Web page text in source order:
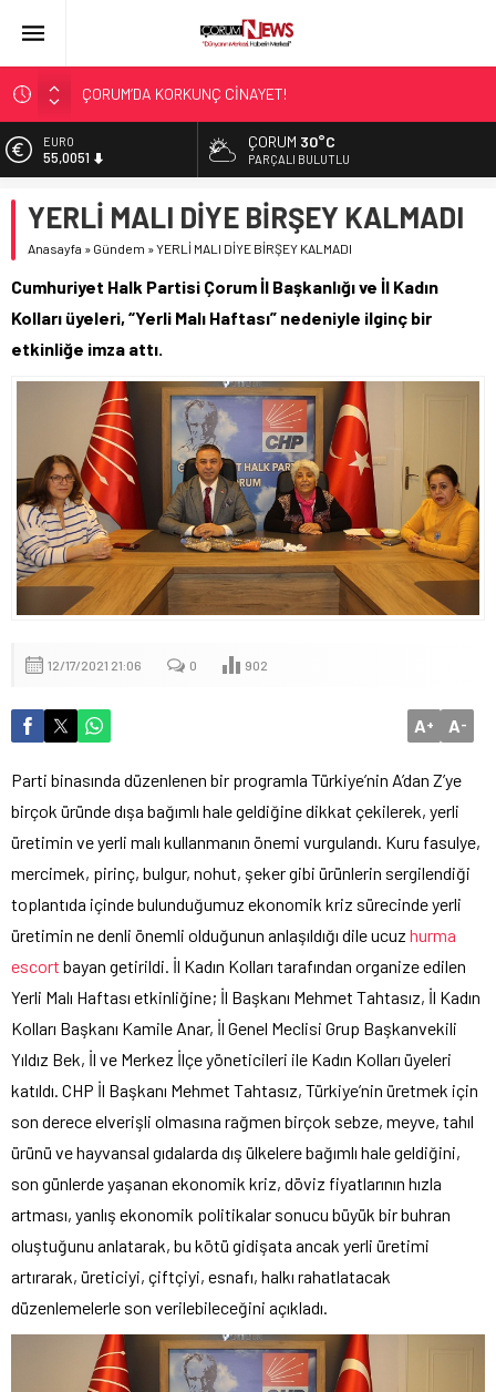
ASLAN, CUMHURBAŞKANI BAŞDANIŞMANI OLDU
SIR PERDESİ ÇÖZÜLDÜ!
ÇORUM ŞEKER’İN SATIŞINA ONAY
EURO
55,0051
6.584,66
BİST
47,7046
ÇORUM 30°C
PARÇALI BULUTLU
YERLİ MALI DİYE BİRŞEY KALMADI
Anasayfa » Gündem »YERLİ MALI DİYE BİRŞEY KALMADI
Cumhuriyet Halk Partisi Çorum İl Başkanlığı ve İl Kadın
Kolları üyeleri, “Yerli Malı Haftası” nedeniyle ilginç bir
etkinliğe imza attı.
12/17/2021 21:06 0 902
A+ A-
Parti binasında düzenlenen bir programla Türkiye’nin A’dan Z’ye
birçok üründe dışa bağımlı hale geldiğine dikkat çekilerek, yerli
üretimin ve yerli malı kullanmanın önemi vurgulandı. Kuru fasulye,
mercimek, pirinç, bulgur, nohut, şeker gibi ürünlerin sergilendiği
toplantıda içinde bulunduğumuz ekonomik kriz sürecinde yerli
üretimin ne denli önemli olduğunun anlaşıldığı dile ucuz hurma
escort bayan getirildi. İl Kadın Kolları tarafından organize edilen
Yerli Malı Haftası etkinliğine; İl Başkanı Mehmet Tahtasız, İl Kadın
Kolları Başkanı Kamile Anar, İl Genel Meclisi Grup Başkanvekili
Yıldız Bek, İl ve Merkez İlçe yöneticileri ile Kadın Kolları üyeleri
katıldı. CHP İl Başkanı Mehmet Tahtasız, Türkiye’nin üretmek için
son derece elverişli olmasına rağmen birçok sebze, meyve, tahıl
ürünü ve hayvansal gıdalarda dış ülkelere bağımlı hale geldiğini,
son günlerde yaşanan ekonomik kriz, döviz fiyatlarının hızla
artması, yanlış ekonomik politikalar sonucu büyük bir buhran
oluştuğunu anlatarak, bu kötü gidişata ancak yerli üretimi
artırarak, üreticiyi, çiftçiyi, esnafı, halkı rahatlatacak
düzenlemelerle son verilebileceğini açıkladı.